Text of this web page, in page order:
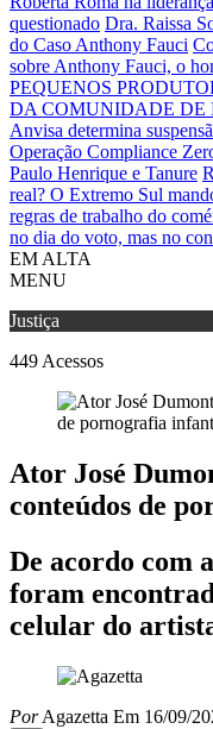
questionado Dra. Raissa
do Caso Anthony Fauci
sobre Anthony Fauci, o
PEQUENOS
DA COMUNIDADE DE
Anvisa determina
Operação Compliance
Paulo Henrique e Tanure
real? O Extremo Sul
regras de trabalho do
no dia do voto, mas no
EM ALTA
MENU
Justiça
449 Acessos
Ator José
conteúdos de
De acordo com
foram
celular do
PorAgazetta Em 16/09/